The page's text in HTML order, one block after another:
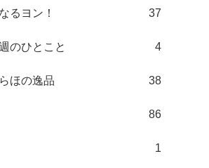
るヨン！ 37
のひとこと 4
ほの逸品 38
86
1